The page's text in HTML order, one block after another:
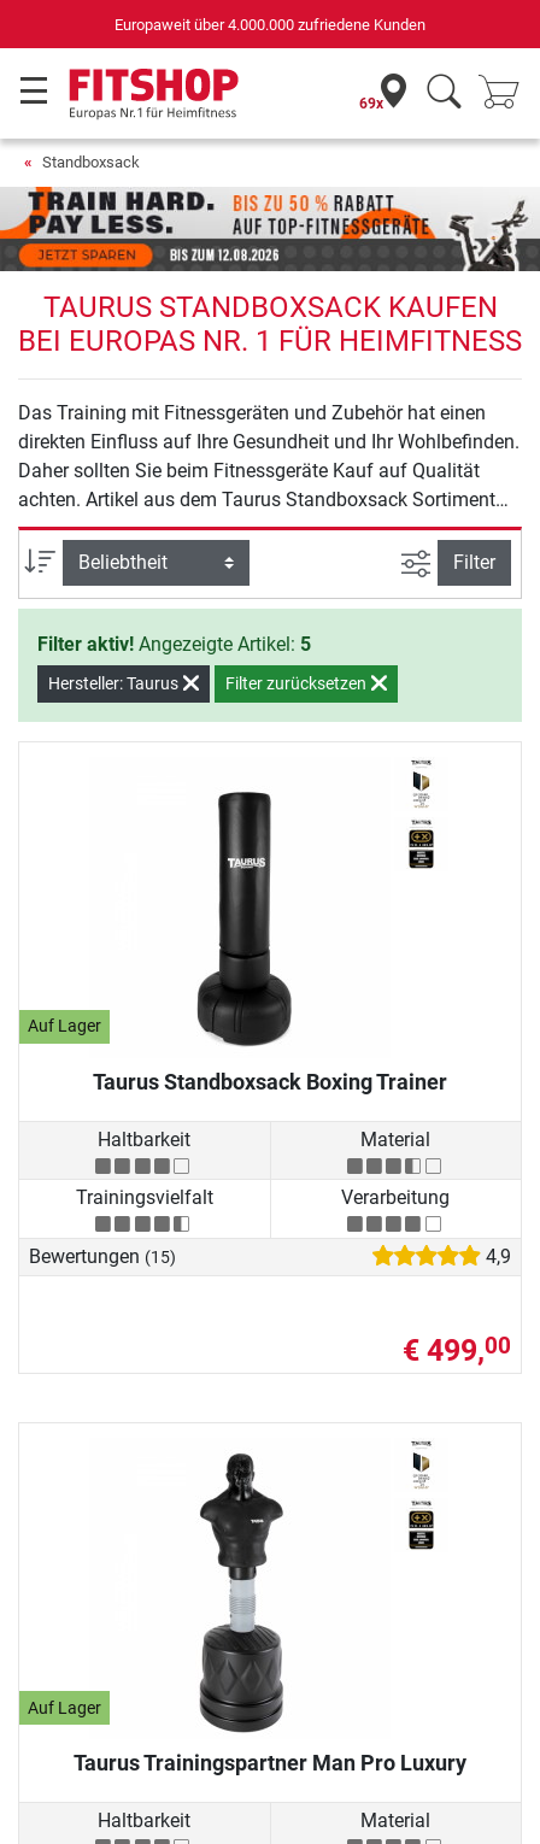
Europaweit über 4.000.000 zufriedene Kunden
69x
Standboxsack
TAURUS STANDBOXSACK KAUFEN
BEI EUROPAS NR. 1 FÜR HEIMFITNESS
Das Training mit Fitnessgeräten und Zubehör hat einen
direkten Einfluss auf Ihre Gesundheit und Ihr Wohlbefinden.
Daher sollten Sie beim Fitnessgeräte Kauf auf Qualität
achten. Artikel aus dem Taurus Standboxsack Sortiment
bieten Ihnen Sicherheit und Qualität für ein effektives
Training zu Hause.
Sortierung Ansicht
Filter
Filter aktiv! Angezeigte Artikel: 5
Hersteller: Taurus Filter zurücksetzen
Auf Lager
Taurus Standboxsack Boxing Trainer
Haltbarkeit Material
Trainingsvielfalt Verarbeitung
Bewertungen (15) 4,9
€ 499,00
Auf Lager
Taurus Trainingspartner Man Pro Luxury
Haltbarkeit Material